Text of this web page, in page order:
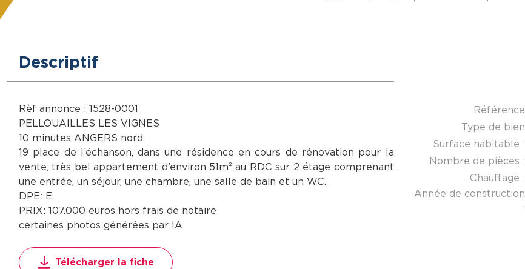
Descriptif
Rèf annonce : 1528-0001
PELLOUAILLES LES VIGNES
10 minutes ANGERS nord
19 place de l’échanson, dans une résidence en cours de rénovation pour la
vente, très bel appartement d’environ 51m² au RDC sur 2 étage comprenant
une entrée, un séjour, une chambre, une salle de bain et un WC.
DPE: E
PRIX: 107.000 euros hors frais de notaire
certaines photos générées par IA
Télécharger la fiche
Référence
Type de bien
Surface habitable :
Nombre de pièces :
Chauffage :
Année de construction
: